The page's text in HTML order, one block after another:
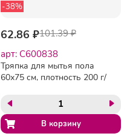
-38%
62.86 ₽101.39 ₽
арт: C600838
Тряпка для мытья пола
60х75 см, плотность 200 г/
хлопок, 10% полиэстер,
светлая, "Премиум"
LAIMA, 600838